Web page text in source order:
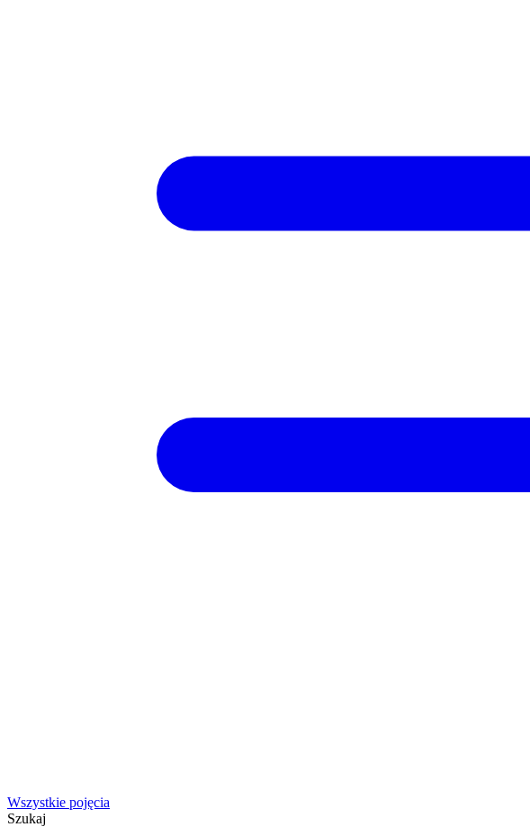
Wszystkie pojęcia
Szukaj